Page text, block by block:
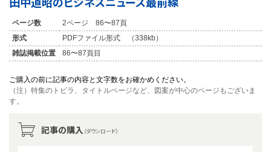
ページ数
2ページ 86〜87頁
形式
PDFファイル形式 （338kb）
雑誌掲載位置
86〜87頁目
ご購入の前に記事の内容と文字数をお確かめください。
（注）特集のトビラ、タイトルページなど、図案が中心のページもございま
す。
記事の購入 （ダウンロード）